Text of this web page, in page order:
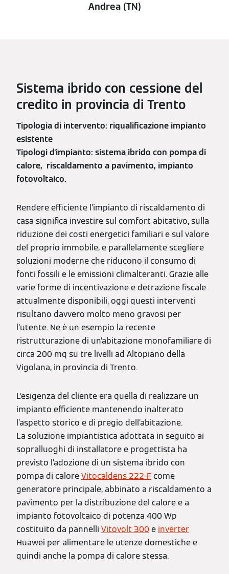
Andrea (TN)
Sistema ibrido con cessione del
credito in provincia di Trento
Tipologia di intervento: riqualificazione impianto
esistente
Tipologi d'impianto: sistema ibrido con pompa di
calore, riscaldamento a pavimento, impianto
fotovoltaico.
Rendere efficiente l’impianto di riscaldamento di
casa significa investire sul comfort abitativo, sulla
riduzione dei costi energetici familiari e sul valore
del proprio immobile, e parallelamente scegliere
soluzioni moderne che riducono il consumo di
fonti fossili e le emissioni climalteranti. Grazie alle
varie forme di incentivazione e detrazione fiscale
attualmente disponibili, oggi questi interventi
risultano davvero molto meno gravosi per
l’utente. Ne è un esempio la recente
ristrutturazione di un’abitazione monofamiliare di
circa 200 mq su tre livelli ad Altopiano della
Vigolana, in provincia di Trento.
L’esigenza del cliente era quella di realizzare un
impianto efficiente mantenendo inalterato
l’aspetto storico e di pregio dell’abitazione.
La soluzione impiantistica adottata in seguito ai
sopralluoghi di installatore e progettista ha
previsto l’adozione di un sistema ibrido con
pompa di caloreVitocaldens 222-Fcome
generatore principale, abbinato a riscaldamento a
pavimento per la distribuzione del calore e a
impianto fotovoltaico di potenza 400 Wp
costituito da pannelli Vitovolt 300 e inverter
Huawei per alimentare le utenze domestiche e
quindi anche la pompa di calore stessa.